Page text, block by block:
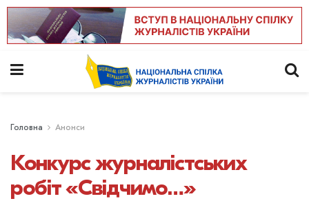
Головна Анонси
Конкурс журналістських
робіт «Свідчимо…»